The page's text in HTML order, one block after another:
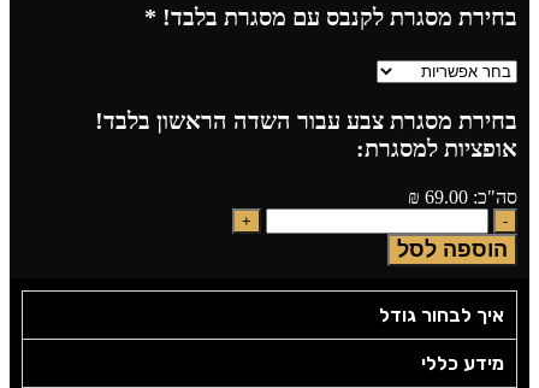
בחירת מסגרת לקנבס עם מסגרת בלבד! *
בחירת מסגרת צבע עבור השדה הראשון בלבד!
אופציות למסגרת:
סה"כ: 69.00
₪
הוספה לסל
איך לבחור גודל
מידע כללי